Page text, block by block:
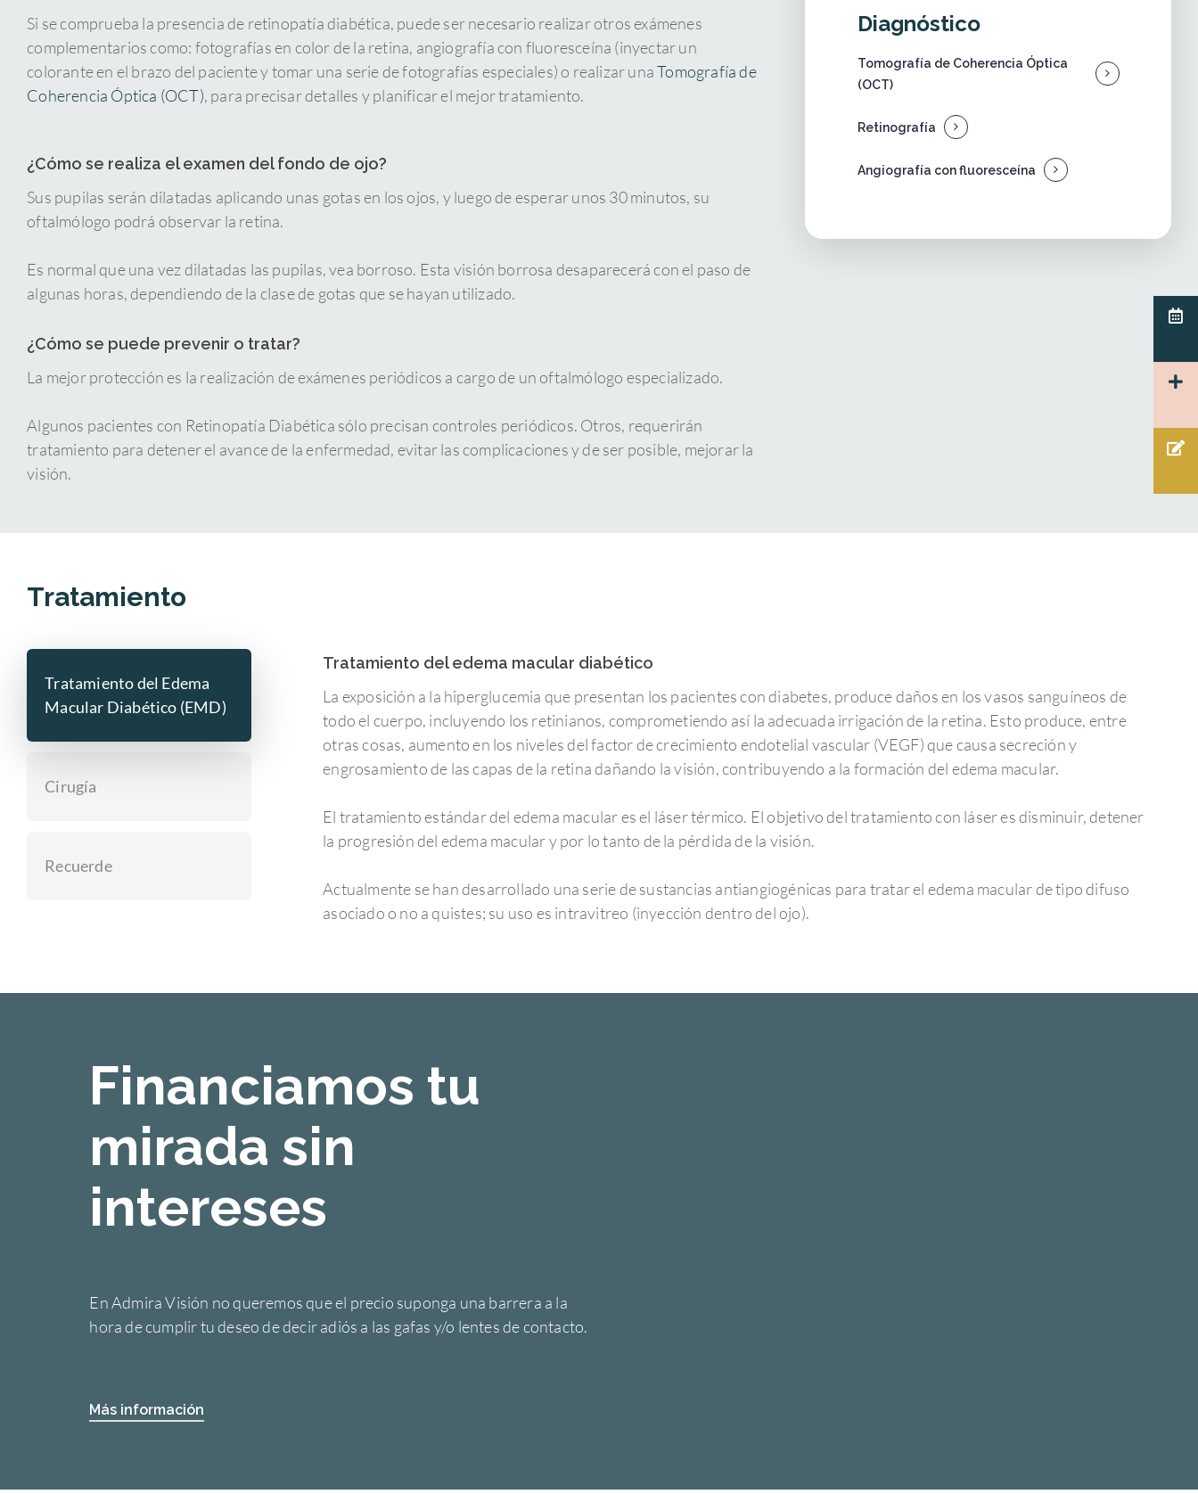
Si se comprueba la presencia de retinopatía diabética, puede ser necesario realizar otros exámenes
complementarios como: fotografías en color de la retina, angiografía con fluoresceína (inyectar un
colorante en el brazo del paciente y tomar una serie de fotografías especiales) o realizar unaTomografía de
Coherencia Óptica (OCT), para precisar detalles y planificar el mejor tratamiento.
¿Cómo se realiza el examen del fondo de ojo?
Sus pupilas serán dilatadas aplicando unas gotas en los ojos, y luego de esperar unos 30 minutos, su
oftalmólogo podrá observar la retina.
Es normal que una vez dilatadas las pupilas, vea borroso. Esta visión borrosa desaparecerá con el paso de
algunas horas, dependiendo de la clase de gotas que se hayan utilizado.
¿Cómo se puede prevenir o tratar?
La mejor protección es la realización de exámenes periódicos a cargo de un oftalmólogo especializado.
Algunos pacientes con Retinopatía Diabética sólo precisan controles periódicos. Otros, requerirán
tratamiento para detener el avance de la enfermedad, evitar las complicaciones y de ser posible, mejorar la
visión.
Diagnóstico
Tomografía de Coherencia Óptica
(OCT)
Retinografía
Angiografía con fluoresceína
Tratamiento
Tratamiento del Edema
Macular Diabético (EMD)
Cirugía
Recuerde
Tratamiento del edema macular diabético
La exposición a la hiperglucemia que presentan los pacientes con diabetes, produce daños en los vasos sanguíneos de
todo el cuerpo, incluyendo los retinianos, comprometiendo así la adecuada irrigación de la retina. Esto produce, entre
otras cosas, aumento en los niveles del factor de crecimiento endotelial vascular (VEGF) que causa secreción y
engrosamiento de las capas de la retina dañando la visión, contribuyendo a la formación del edema macular.
El tratamiento estándar del edema macular es el láser térmico. El objetivo del tratamiento con láser es disminuir, detener
la progresión del edema macular y por lo tanto de la pérdida de la visión.
Actualmente se han desarrollado una serie de sustancias antiangiogénicas para tratar el edema macular de tipo difuso
asociado o no a quistes; su uso es intravitreo (inyección dentro del ojo).
Financiamos tu
mirada sin
intereses
En Admira Visión no queremos que el precio suponga una barrera a la
hora de cumplir tu deseo de decir adiós a las gafas y/o lentes de contacto.
Más información